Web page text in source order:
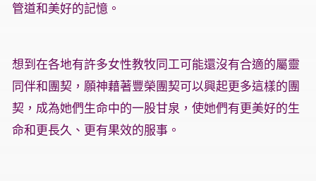
管道和美好的記憶。
想到在各地有許多女性教牧同工可能還沒有合適的屬靈
同伴和團契，願神藉著豐榮團契可以興起更多這樣的團
契，成為她們生命中的一股甘泉，使她們有更美好的生
命和更長久、更有果效的服事。